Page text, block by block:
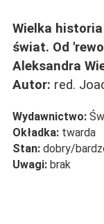
Wielka
świat. Od
Aleksandra
Autor: red.
Wydawnictwo:
Okładka: twarda
Stan: dobry/
Uwagi: brak